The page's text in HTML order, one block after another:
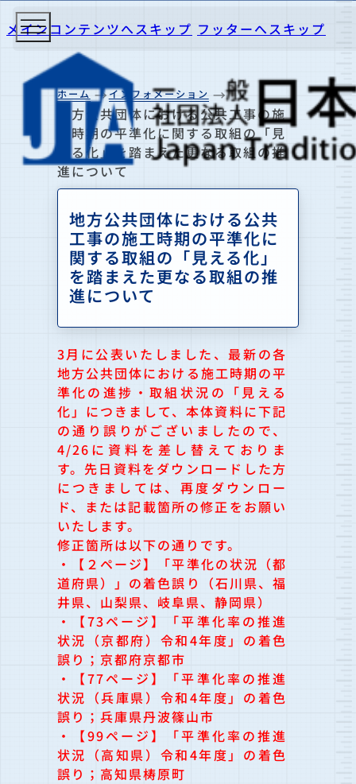
メインコンテンツへスキップ フッターへスキップ
ホーム インフォメーション
地方公共団体における公共工事の施
工時期の平準化に関する取組の「見
える化」を踏まえた更なる取組の推
進について
地方公共団体における公共
工事の施工時期の平準化に
関する取組の「見える化」
を踏まえた更なる取組の推
進について
3月に公表いたしました、最新の各
地方公共団体における施工時期の平
準化の進捗・取組状況の「見える
化」につきまして、本体資料に下記
の通り誤りがございましたので、
4/26に資料を差し替えておりま
す。先日資料をダウンロードした方
につきましては、再度ダウンロー
ド、または記載箇所の修正をお願い
いたします。
修正箇所は以下の通りです。
・【２ページ】「平準化の状況（都
道府県）」の着色誤り（石川県、福
井県、山梨県、岐阜県、静岡県）
・【73ページ】「平準化率の推進
状況（京都府）令和4年度」の着色
誤り；京都府京都市
・【77ページ】「平準化率の推進
状況（兵庫県）令和4年度」の着色
誤り；兵庫県丹波篠山市
・【99ページ】「平準化率の推進
状況（高知県）令和4年度」の着色
誤り；高知県梼原町